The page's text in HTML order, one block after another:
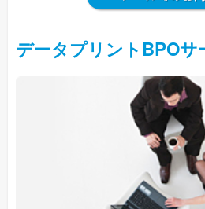
データプリントBPOサ